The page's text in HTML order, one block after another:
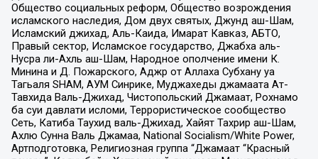
Общество социальных реформ, Общество возрождения
исламского наследия, Дом двух святых, Джунд аш-Шам,
Исламский джихад, Аль-Каида, Имарат Кавказ, АБТО,
Правый сектор, Исламское государство, Джабха аль-
Нусра ли-Ахль аш-Шам, Народное ополчение имени К.
Минина и Д. Пожарского, Аджр от Аллаха Субхану уа
Тагьаля SHAM, АУМ Синрике, Муджахеды джамаата Ат-
Тавхида Валь-Джихад, Чистопольский Джамаат, Рохнамо
ба суи давлати исломи, Террористическое сообщество
Сеть, Катиба Таухид валь-Джихад, Хайят Тахрир аш-Шам,
Ахлю Сунна Валь Джамаа, National Socialism/White Power,
Артподготовка, Религиозная группа “Джамаат “Красный